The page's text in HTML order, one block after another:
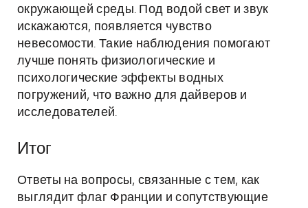
окружающей среды. Под водой свет и звук
искажаются, появляется чувство
невесомости. Такие наблюдения помогают
лучше понять физиологические и
психологические эффекты водных
погружений, что важно для дайверов и
исследователей.
Итог
Ответы на вопросы, связанные с тем, как
выглядит флаг Франции и сопутствующие